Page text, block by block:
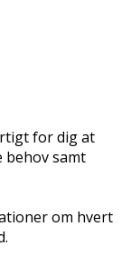
for dig at
behov samt
om hvert